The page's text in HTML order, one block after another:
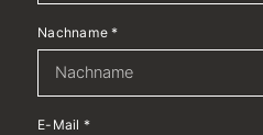
Nachname*
E-Mail *